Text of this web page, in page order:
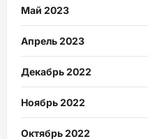
Май 2023
Апрель 2023
Декабрь 2022
Ноябрь 2022
Октябрь 2022